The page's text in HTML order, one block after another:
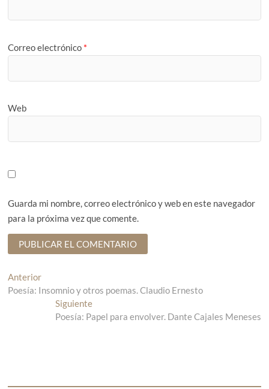
Correo electrónico *
Web
Guarda mi nombre, correo electrónico y web en este navegador
para la próxima vez que comente.
N
a
Anterior
n
Poesía: Insomnio y otros poemas. Claudio Ernesto
SiguienteE
n
Poesía: Papel para envolver. Dante Cajales Meneses